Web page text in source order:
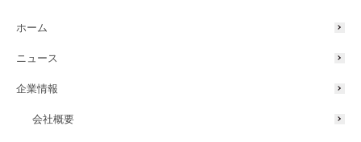
ホーム
ニュース
企業情報
会社概要
行われ、タカショーデジテック代表取締役の古澤から海南市長の神出
行われました。